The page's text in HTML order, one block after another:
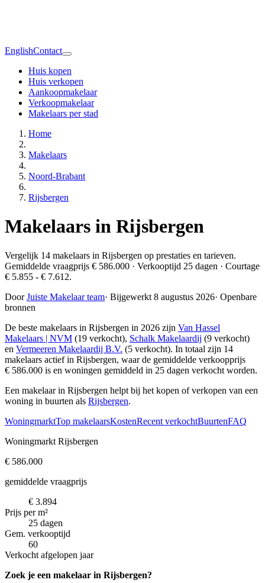
EnglishContact
Huis kopen
Huis verkopen
Aankoopmakelaar
Verkoopmakelaar
Makelaars per stad
Home
Makelaars
Noord-Brabant
Rijsbergen
Makelaars in Rijsbergen
Vergelijk 14 makelaars in Rijsbergen op prestaties en tarieven.
Gemiddelde vraagprijs € 586.000 · Verkooptijd 25 dagen · Courtage
€ 5.855 - € 7.612.
DoorJuiste Makelaar team· Bijgewerkt 8 augustus 2026· Openbare
bronnen
De beste makelaars in Rijsbergen in 2026 zijn Van Hassel
Makelaars | NVM (19 verkocht), Schalk Makelaardij (9 verkocht)
en Vermeeren Makelaardij B.V. (5 verkocht). In totaal zijn 14
makelaars actief in Rijsbergen, waar de gemiddelde verkoopprijs
€ 586.000 is en woningen gemiddeld in 25 dagen verkocht worden.
Een makelaar in Rijsbergen helpt bij het kopen of verkopen van een
woning in buurten als Rijsbergen.
WoningmarktTop makelaarsKostenRecent verkochtBuurtenFAQ
Woningmarkt Rijsbergen
€ 586.000
gemiddelde vraagprijs
€ 3.894
Prijs per m²
25 dagen
Gem. verkooptijd
60
Verkocht afgelopen jaar
Zoek je een makelaar in Rijsbergen?